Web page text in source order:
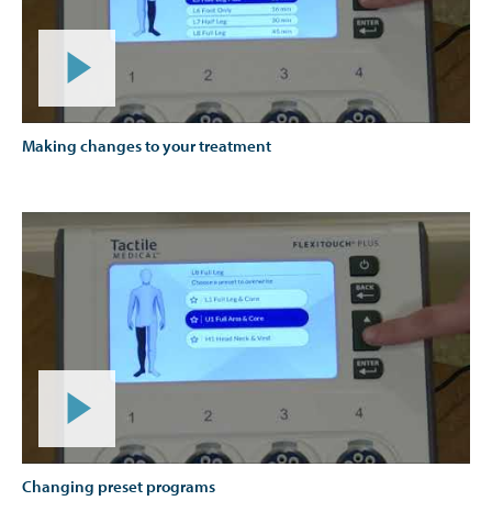
Making changes to your treatment
Changing preset programs